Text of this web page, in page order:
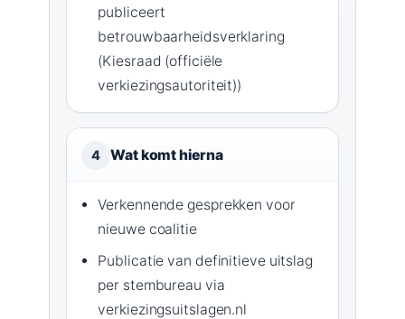
publiceert
betrouwbaarheidsverklaring
(Kiesraad (officiële
verkiezingsautoriteit))
4 Wat komt hierna
Verkennende gesprekken voor
nieuwe coalitie
Publicatie van definitieve uitslag
per stembureau via
verkiezingsuitslagen.nl